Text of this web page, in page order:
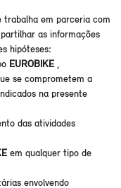
em parceria com
as informações
hipóteses:
EUROBIKE ,
se comprometem a
na presente
das atividades
em qualquer tipo de
envolvendo